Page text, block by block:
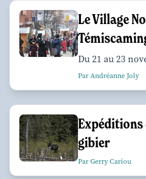
Le Village
Du 21 au 23
Par Andréanne Joly
Expéditions
gibier
Par Gerry Cariou